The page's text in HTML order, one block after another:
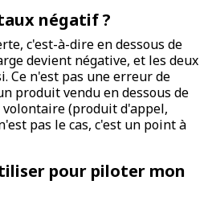
négatif ?
c'est-à-dire en dessous de
devient négative, et les deux
Ce n'est pas une erreur de
produit vendu en dessous de
volontaire (produit d'appel,
pas le cas, c'est un point à
pour piloter mon